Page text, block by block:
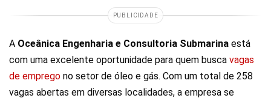
PUBLICIDADE
A Oceânica Engenharia e Consultoria Submarina está
com uma excelente oportunidade para quem busca vagas
de emprego no setor de óleo e gás. Com um total de 258
vagas abertas em diversas localidades, a empresa se